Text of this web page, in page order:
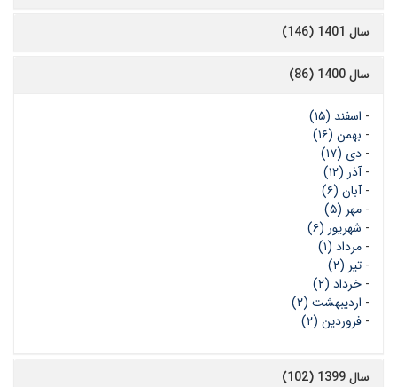
سال 1401 (146)
سال 1400 (86)
- اسفند (۱۵)
- بهمن (۱۶)
- دی (۱۷)
-آذر (۱۲)
-آبان (۶)
- مهر (۵)
- شهریور (۶)
- مرداد (۱)
- تیر (۲)
- خرداد (۲)
- اردیبهشت (۲)
- فروردین (۲)
سال 1399 (102)